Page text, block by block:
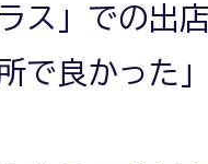
ス」での出
で良かった